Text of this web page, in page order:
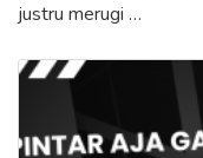
justru merugi …